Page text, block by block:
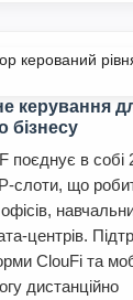
керування
бізнесу
поєднує в собі
слоти, що
центрів.
ClouFi та
дистанційно